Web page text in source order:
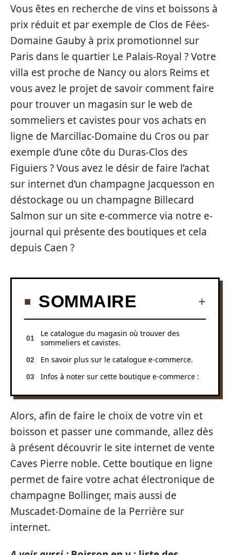
Vous êtes en recherche de vins et boissons à
prix réduit et par exemple de Clos de Fées-
Domaine Gauby à prix promotionnel sur
Paris dans le quartier Le Palais-Royal ? Votre
villa est proche de Nancy ou alors Reims et
vous avez le projet de savoir comment faire
pour trouver un magasin sur le web de
sommeliers et cavistes pour vos achats en
ligne de Marcillac-Domaine du Cros ou par
exemple d’une côte du Duras-Clos des
Figuiers ? Vous avez le désir de faire l’achat
sur internet d’un champagne Jacquesson en
déstockage ou un champagne Billecard
Salmon sur un site e-commerce via notre e-
journal qui présente des boutiques et cela
depuis Caen ?
SOMMAIRE
Le catalogue du magasin où trouver des
sommeliers et cavistes.
En savoir plus sur le catalogue e-commerce.
Infos à noter sur cette boutique e-commerce :
Alors, afin de faire le choix de votre vin et
boisson et passer une commande, allez dès
à présent découvrir le site internet de vente
Caves Pierre noble. Cette boutique en ligne
permet de faire votre achat électronique de
champagne Bollinger, mais aussi de
Muscadet-Domaine de la Perrière sur
internet.